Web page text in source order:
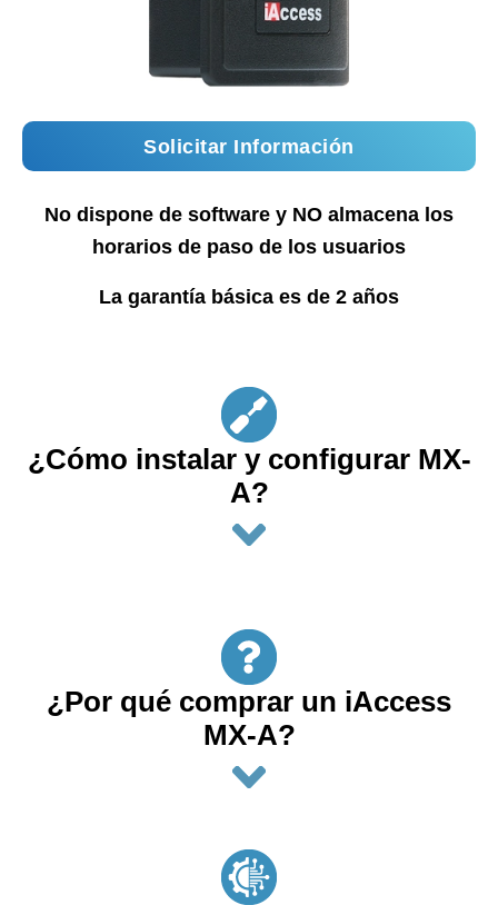
Solicitar Información
No dispone de software y NO almacena los
horarios de paso de los usuarios
La garantía básica es de 2 años
¿Cómo instalar y configurar MX-
A?
¿Por qué comprar un iAccess
MX-A?